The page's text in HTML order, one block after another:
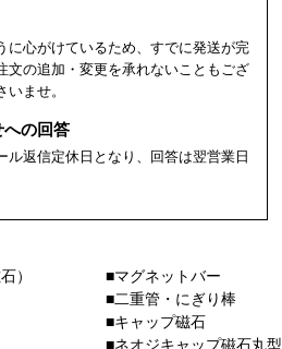
に心がけているため、すでに発送が完
文の追加・変更を承れないこともござ
ませ。
の回答
ル返信定休日となり、回答は翌営業日
）
■マグネットバー
■二重管・にぎり棒
■キャップ磁石
■ネオジキャップ磁石丸型